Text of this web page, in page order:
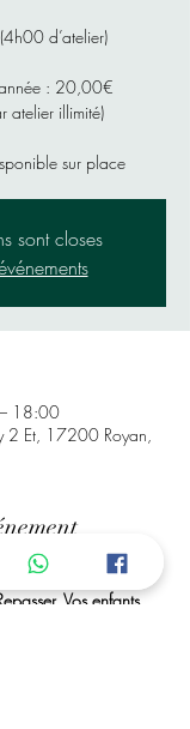
d’atelier)
: 20,00€
atelier illimité)
sur place
sont closes
18:00
2 Et, 17200 Royan,
de Royan, Pour
Vos enfants